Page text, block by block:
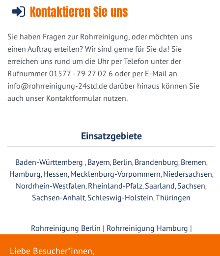
Kontaktieren Sie uns
Sie haben Fragen zur Rohrreinigung, oder möchten uns
einen Auftrag erteilen? Wir sind gerne für Sie da! Sie
erreichen uns rund um die Uhr per Telefon unter der
Rufnummer 01577 - 79 27 02 6 oder per E-Mail an
info@rohrreinigung-24std.de darüber hinaus können Sie
auch unser Kontaktformular nutzen.
Einsatzgebiete
Baden-Württemberg ,Bayern,Berlin,Brandenburg,Bremen,
Hamburg,Hessen,Mecklenburg-Vorpommern,Niedersachsen,
Nordrhein-Westfalen,Rheinland-Pfalz,Saarland,Sachsen,
Sachsen-Anhalt,Schleswig-Holstein,Thüringen
Rohrreinigung Berlin | Rohrreinigung Hamburg |
Frankfurt|Rohrreinigung Stuttgart
Liebe Besucher*innen,